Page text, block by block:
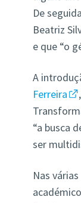
De
Beatriz
e que “o
A
Ferreira
“a busca
ser
Nas